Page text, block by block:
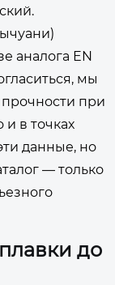
аналога EN
мы
при
и в точках
данные, но
— только
до